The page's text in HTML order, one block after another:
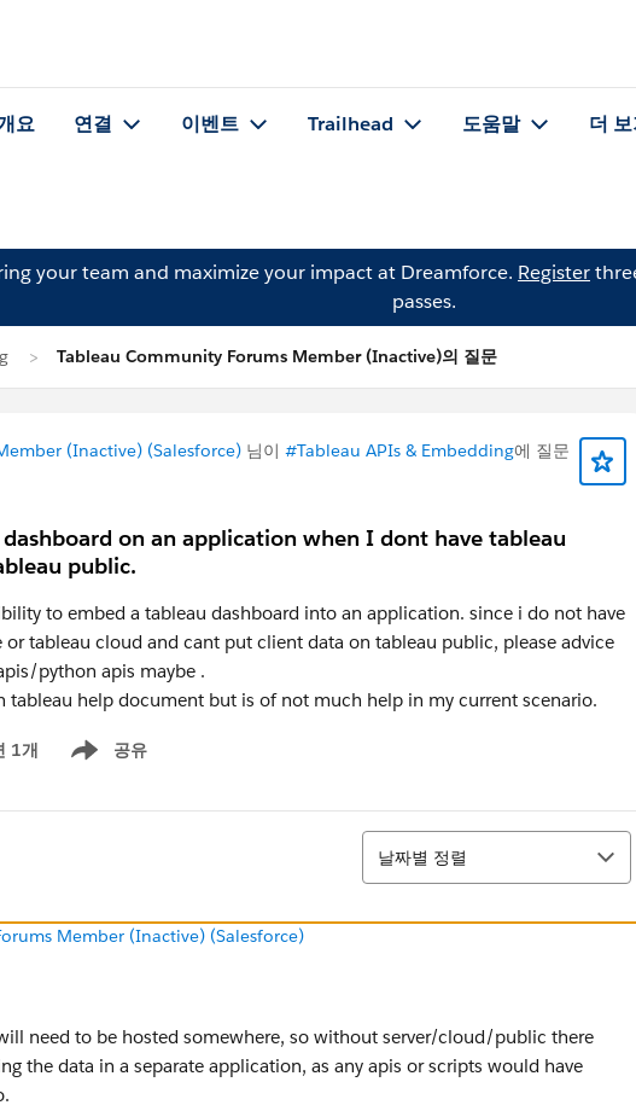
요 연결 이벤트 Trailhead 도움말 더 보
your team and maximize your impact at Dreamforce. Register
passes.
Tableau Community Forums Member (Inactive)의 질문
(Inactive) (Salesforce) 님이 #Tableau APIs & Embedding에 질문
on an application when I dont have tableau
public.
to embed a tableau dashboard into an application. since i do not have
tableau cloud and cant put client data on tableau public, please advice
python apis maybe .
tableau help document but is of not much help in my current scenario.
1개 공유
Show menu
정렬
날짜별 정렬
Member (Inactive) (Salesforce)
need to be hosted somewhere, so without server/cloud/public there
the data in a separate application, as any apis or scripts would have